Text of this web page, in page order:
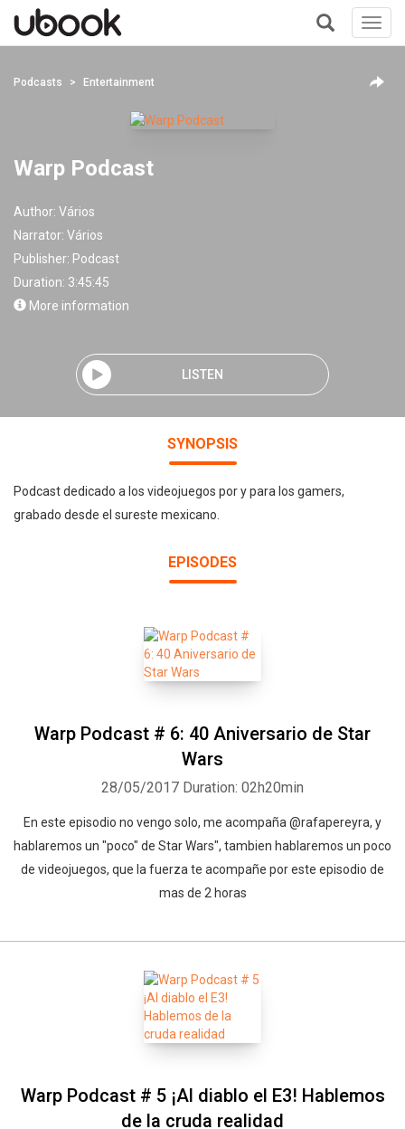
+
Podcasts Entertainment
Warp Podcast
Author: Vários
Narrator: Vários
Publisher: Podcast
Duration: 3:45:45
More information
LISTEN
SYNOPSIS
Podcast dedicado a los videojuegos por y para los gamers,
grabado desde el sureste mexicano.
EPISODES
Warp Podcast # 6: 40 Aniversario de Star
Wars
28/05/2017 Duration: 02h20min
En este episodio no vengo solo, me acompaña @rafapereyra, y
hablaremos un "poco" de Star Wars", tambien hablaremos un poco
de videojuegos, que la fuerza te acompañe por este episodio de
mas de 2 horas
Warp Podcast # 5 ¡Al diablo el E3! Hablemos
de la cruda realidad